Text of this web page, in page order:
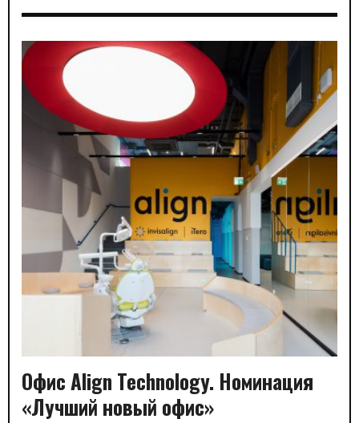
Офис Align Technology. Номинация
«Лучший новый офис»